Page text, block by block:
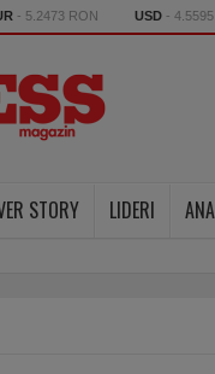
- 5.2473 RON USD -
STORY LIDERI